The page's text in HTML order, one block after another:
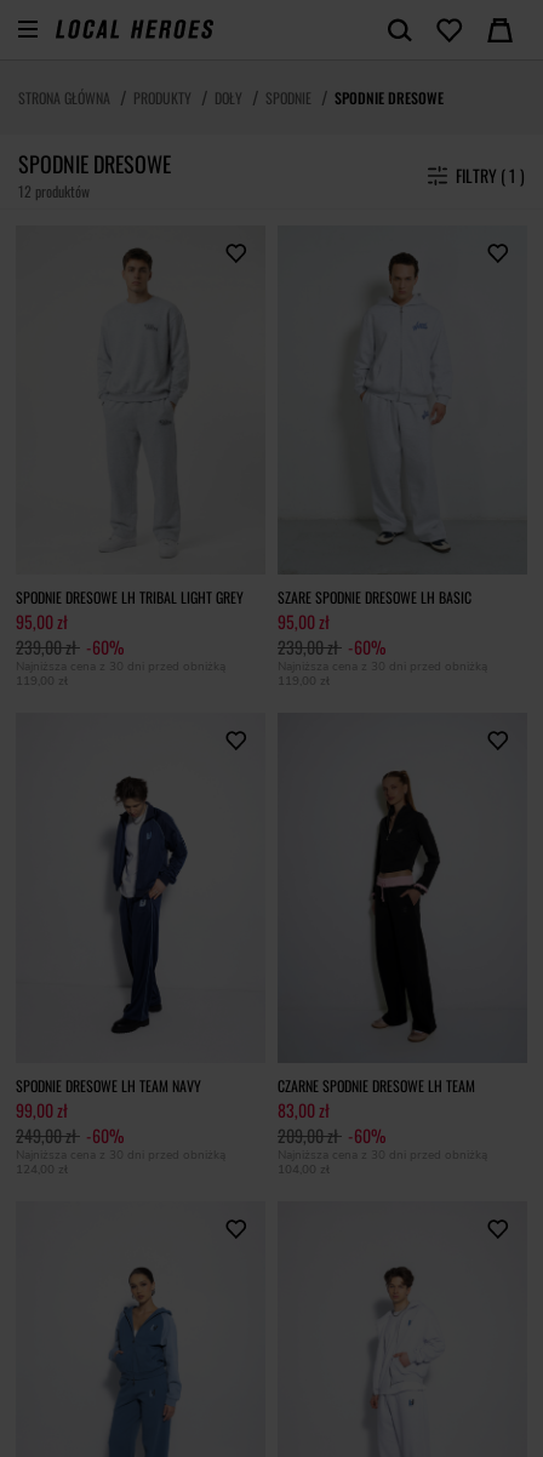
STRONA GŁÓWNA PRODUKTY DOŁY SPODNIE SPODNIE DRESOWE
SPODNIE DRESOWE
12 produktów
FILTRY ( 1 )
SPODNIE DRESOWE LH TRIBAL LIGHT GREY
95,00 zł
239,00 zł -60%
Najniższa cena z 30 dni przed obniżką
119,00 zł
SZARE SPODNIE DRESOWE LH BASIC
95,00 zł
239,00 zł -60%
Najniższa cena z 30 dni przed obniżką
119,00 zł
SPODNIE DRESOWE LH TEAM NAVY
99,00 zł
249,00 zł -60%
Najniższa cena z 30 dni przed obniżką
124,00 zł
CZARNE SPODNIE DRESOWE LH TEAM
83,00 zł
209,00 zł -60%
Najniższa cena z 30 dni przed obniżką
104,00 zł